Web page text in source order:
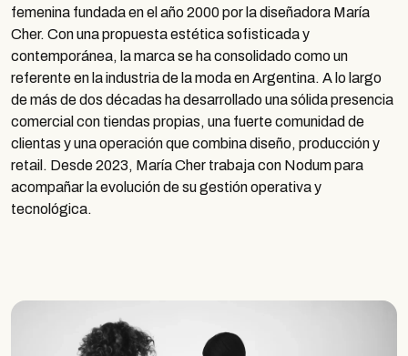
femenina fundada en el año 2000 por la diseñadora María
Cher. Con una propuesta estética sofisticada y
contemporánea, la marca se ha consolidado como un
referente en la industria de la moda en Argentina. A lo largo
de más de dos décadas ha desarrollado una sólida presencia
comercial con tiendas propias, una fuerte comunidad de
clientas y una operación que combina diseño, producción y
retail. Desde 2023, María Cher trabaja con Nodum para
acompañar la evolución de su gestión operativa y
tecnológica.